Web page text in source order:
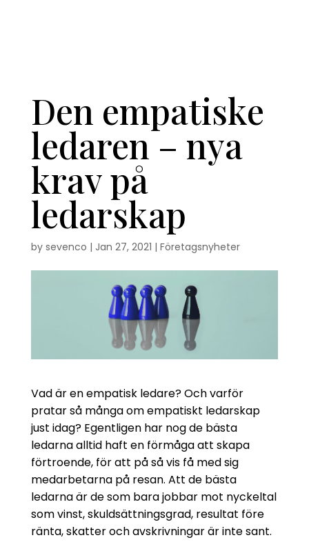
Den empatiske
ledaren – nya
krav på
ledarskap
by sevenco | Jan 27, 2021 | Företagsnyheter
Vad är en empatisk ledare? Och varför
pratar så många om empatiskt ledarskap
just idag? Egentligen har nog de bästa
ledarna alltid haft en förmåga att skapa
förtroende, för att på så vis få med sig
medarbetarna på resan. Att de bästa
ledarna är de som bara jobbar mot nyckeltal
som vinst, skuldsättningsgrad, resultat före
ränta, skatter och avskrivningar är inte sant.